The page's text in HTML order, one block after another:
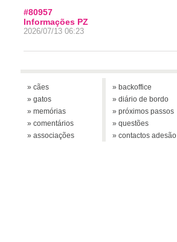
#80957
Informações PZ
2026/07/13 06:23
» cães
» gatos
» memórias
» comentários
» associações
» backoffice
» diário de bordo
» próximos passos
» questões
» contactos adesão